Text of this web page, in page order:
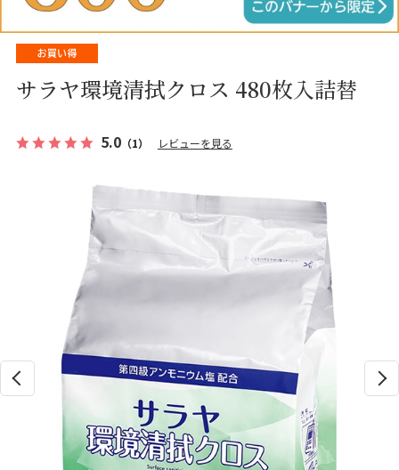
サラヤ環境清拭クロス 480枚入詰替
5.0（1） レビューを見る